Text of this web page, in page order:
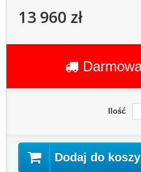
13 960 zł
Ilość
Dodaj do